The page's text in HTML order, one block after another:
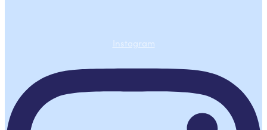
Instagram